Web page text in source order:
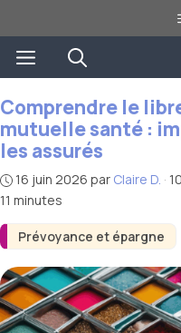
au
contenuMenu
Prévoyance et épargne
Comprendre le
mutuelle santé :
les assurés
16 juin 2026 par Claire D. ·
11 minutes